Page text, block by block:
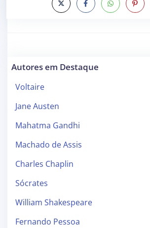
Autores em Destaque
Voltaire
Jane Austen
Mahatma Gandhi
Machado de Assis
Charles Chaplin
Sócrates
William Shakespeare
Fernando Pessoa